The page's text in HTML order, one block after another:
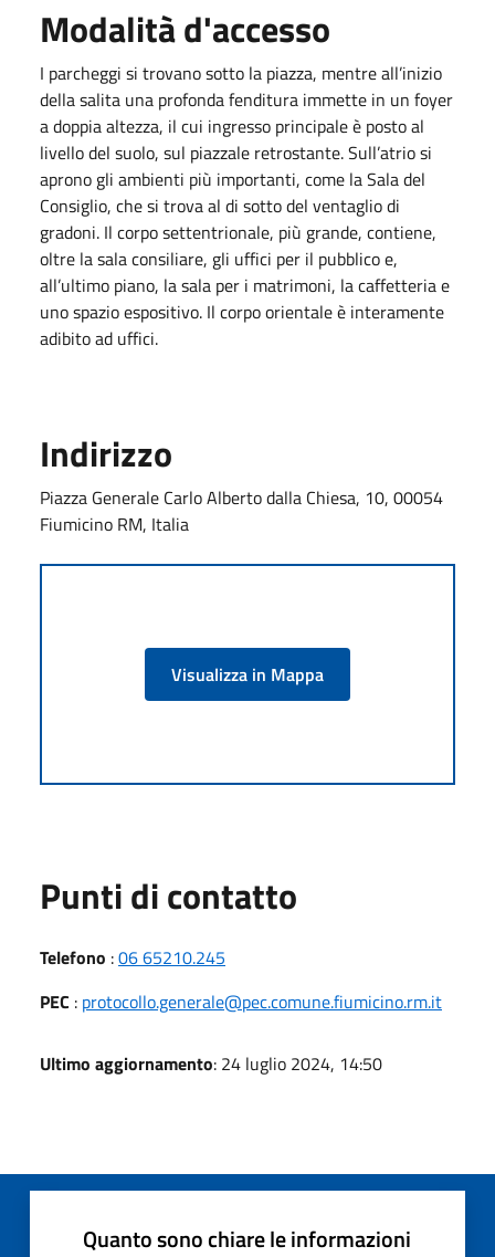
Modalità d'accesso
I parcheggi si trovano sotto la piazza, mentre all’inizio
della salita una profonda fenditura immette in un foyer
a doppia altezza, il cui ingresso principale è posto al
livello del suolo, sul piazzale retrostante. Sull’atrio si
aprono gli ambienti più importanti, come la Sala del
Consiglio, che si trova al di sotto del ventaglio di
gradoni. Il corpo settentrionale, più grande, contiene,
oltre la sala consiliare, gli uffici per il pubblico e,
all’ultimo piano, la sala per i matrimoni, la caffetteria e
uno spazio espositivo. Il corpo orientale è interamente
adibito ad uffici.
Indirizzo
Piazza Generale Carlo Alberto dalla Chiesa, 10, 00054
Fiumicino RM, Italia
Visualizza in Mappa
Punti di contatto
Telefono :06 65210.245
PEC : protocollo.generale@pec.comune.fiumicino.rm.it
Ultimo aggiornamento: 24 luglio 2024, 14:50
Quanto sono chiare le informazioni